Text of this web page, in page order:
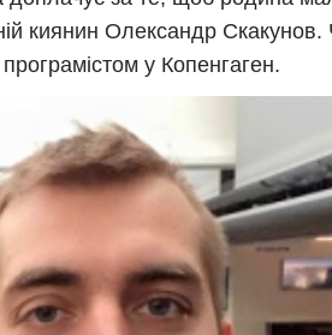
киянин Олександр Скакунов.
у Копенгаген.